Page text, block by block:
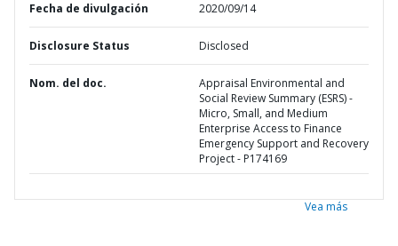
Fecha de divulgación 2020/09/14
Disclosure Status Disclosed
Nom. del doc.
Appraisal Environmental and
Social Review Summary (ESRS) -
Micro, Small, and Medium
Enterprise Access to Finance
Emergency Support and Recovery
Project - P174169
Vea más